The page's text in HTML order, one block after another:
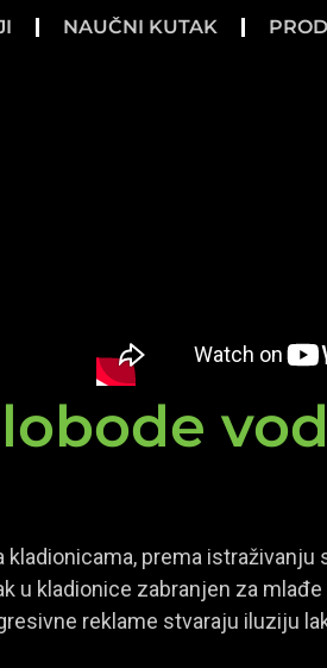
NAUČNI KUTAK
prema istraživanju
u kladionice zabranjen za mlađe
reklame stvaraju iluziju